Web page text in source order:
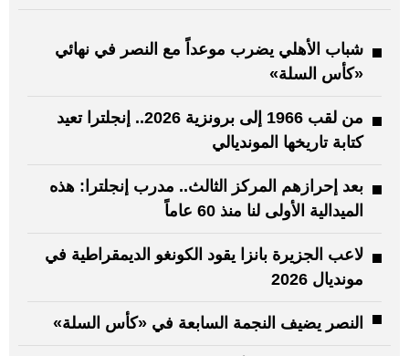
شباب الأهلي يضرب موعداً مع النصر في نهائي
«كأس السلة»
من لقب 1966 إلى برونزية 2026.. إنجلترا تعيد
كتابة تاريخها المونديالي
بعد إحرازهم المركز الثالث.. مدرب إنجلترا: هذه
الميدالية الأولى لنا منذ ‌60 عاماً
لاعب الجزيرة بانزا يقود الكونغو الديمقراطية في
مونديال 2026
النصر يضيف النجمة السابعة في «كأس السلة»